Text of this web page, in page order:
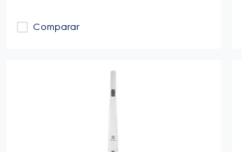
Comparar